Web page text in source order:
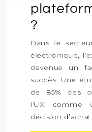
?
Dans le
électronique,
devenue un
succès. Une
de 85% des
l’UX
décision